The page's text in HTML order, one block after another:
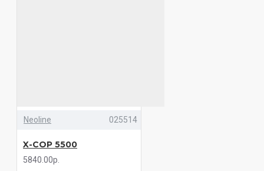
Neoline 025514
X-COP 5500
5840.00р.